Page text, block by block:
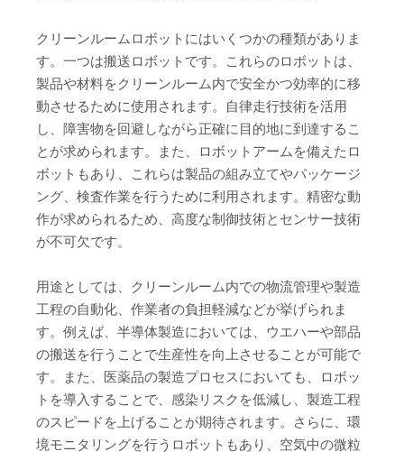
クリーンルームロボットにはいくつかの種類がありま
す。一つは搬送ロボットです。これらのロボットは、
製品や材料をクリーンルーム内で安全かつ効率的に移
動させるために使用されます。自律走行技術を活用
し、障害物を回避しながら正確に目的地に到達するこ
とが求められます。また、ロボットアームを備えたロ
ボットもあり、これらは製品の組み立てやパッケージ
ング、検査作業を行うために利用されます。精密な動
作が求められるため、高度な制御技術とセンサー技術
が不可欠です。
用途としては、クリーンルーム内での物流管理や製造
工程の自動化、作業者の負担軽減などが挙げられま
す。例えば、半導体製造においては、ウエハーや部品
の搬送を行うことで生産性を向上させることが可能で
す。また、医薬品の製造プロセスにおいても、ロボッ
トを導入することで、感染リスクを低減し、製造工程
のスピードを上げることが期待されます。さらに、環
境モニタリングを行うロボットもあり、空気中の微粒